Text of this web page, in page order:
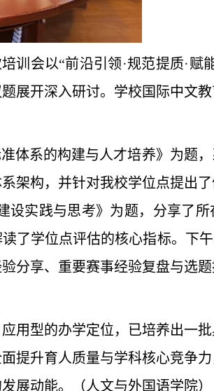
训会以“前沿引领·规范提质·赋
展开深入研讨。学校国际中文
体系的构建与人才培养》为题
架构，并针对我校学位点提出
实践与思考》为题，分享了
了学位点评估的核心指标。下
分享、重要赛事经验复盘与选
用型的办学定位，已培养出一
提升育人质量与学科核心竞争
展动能。（人文与外国语学院）